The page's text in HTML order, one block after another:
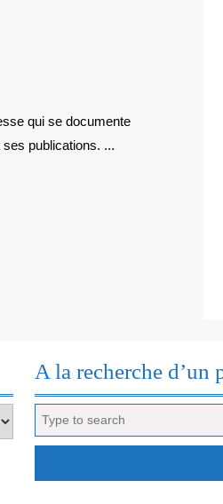
publications. ...
A la recherche d’un
for: